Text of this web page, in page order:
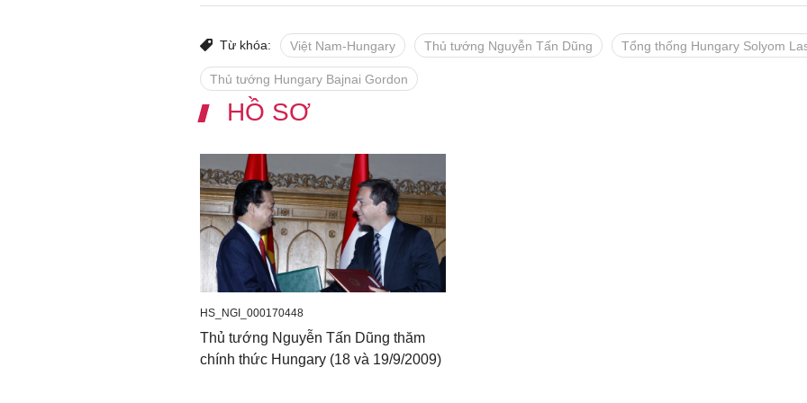
Từ khóa: Việt Nam-Hungary Thủ tướng Nguyễn Tấn Dũng Tổng thống Hungary Solyom
Thủ tướng Hungary Bajnai Gordon
HỒ SƠ
HS_NGI_000170448
Thủ tướng Nguyễn Tấn Dũng thăm
chính thức Hungary (18 và 19/9/2009)